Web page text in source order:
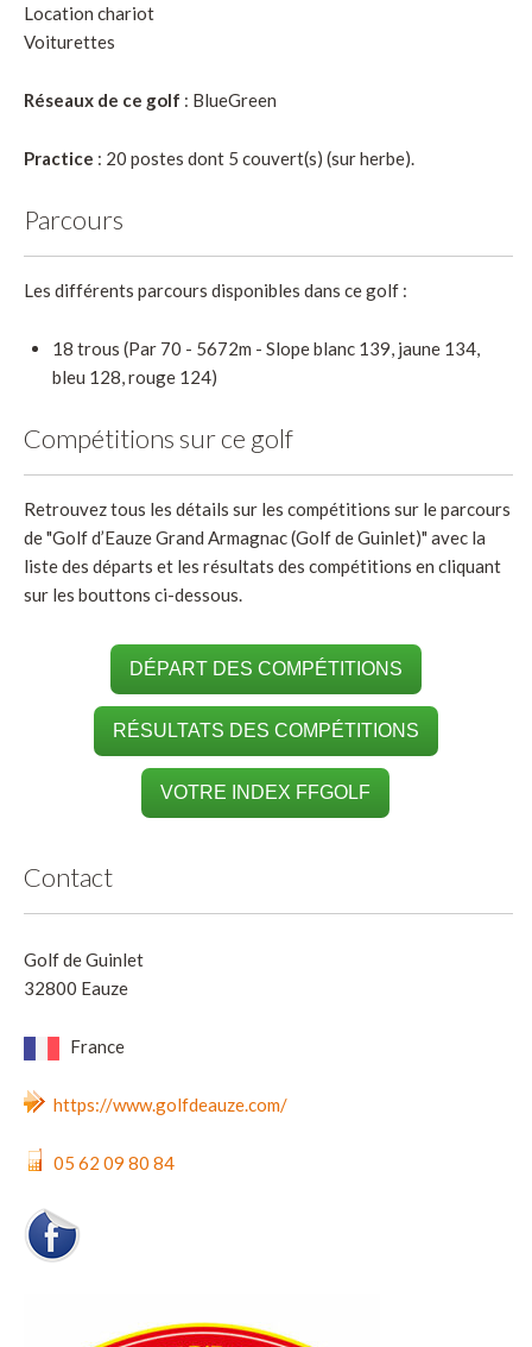
Location chariot
Voiturettes
Réseaux de ce golf : BlueGreen
Practice : 20 postes dont 5 couvert(s) (sur herbe).
Parcours
Les différents parcours disponibles dans ce golf :
18 trous (Par 70 - 5672m - Slope blanc 139, jaune 134,
bleu 128, rouge 124)
Compétitions sur ce golf
Retrouvez tous les détails sur les compétitions sur le parcours
de "Golf d’Eauze Grand Armagnac (Golf de Guinlet)" avec la
liste des départs et les résultats des compétitions en cliquant
sur les bouttons ci-dessous.
DÉPART DES COMPÉTITIONS
RÉSULTATS DES COMPÉTITIONS
VOTRE INDEX FFGOLF
Contact
Golf de Guinlet
32800 Eauze
France
https://www.golfdeauze.com/
05 62 09 80 84